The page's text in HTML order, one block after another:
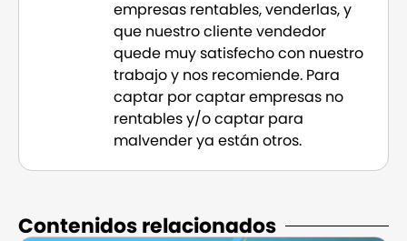
empresas rentables, venderlas, y
que nuestro cliente vendedor
quede muy satisfecho con nuestro
trabajo y nos recomiende. Para
captar por captar empresas no
rentables y/o captar para
malvender ya están otros.
Contenidos relacionados​